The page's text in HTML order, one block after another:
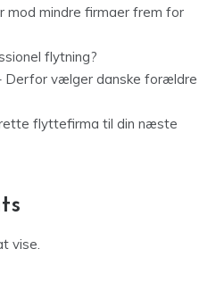
mod mindre firmaer frem for
flytning?
Derfor vælger danske forældre
flyttefirma til din næste
vise.